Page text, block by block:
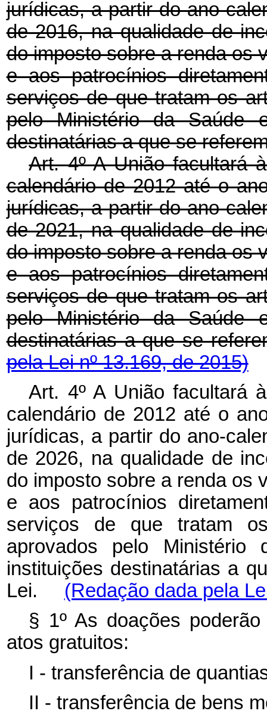
jurídicas, a partir do ano-
de 2016, na qualidade de
do imposto sobre a renda os
e aos patrocínios
serviços de que tratam os
pelo Ministério da Saúde
destinatárias a que se
Art. 4º A União facultará
calendário de 2012 até o
jurídicas, a partir do ano-
de 2021, na qualidade de
do imposto sobre a renda os
e aos patrocínios
serviços de que tratam os
pelo Ministério da Saúde
destinatárias a que se
pela Lei nº 13.169, de 2015)
Art. 4º A União facultará
calendário de 2012 até o
jurídicas, a partir do ano-
de 2026, na qualidade de
do imposto sobre a renda os
e aos patrocínios
serviços de que tratam
aprovados pelo Ministério
instituições destinatárias a
Lei. (Redação dada pela
§ 1º As doações
atos gratuitos:
I - transferência de
II - transferência de bens